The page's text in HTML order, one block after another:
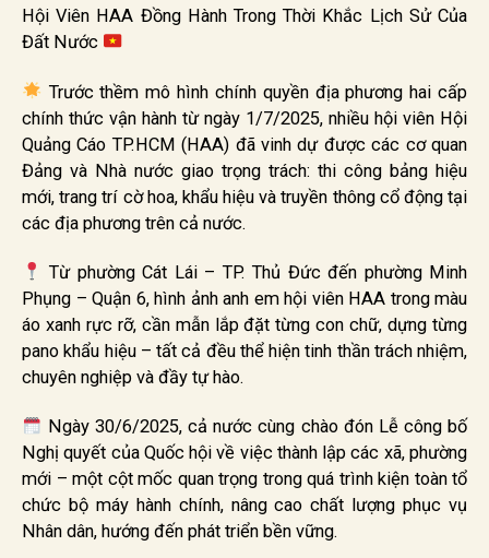
Hội Viên HAA Đồng Hành Trong Thời Khắc Lịch Sử Của
Đất Nước
Trước thềm mô hình chính quyền địa phương hai cấp
chính thức vận hành từ ngày 1/7/2025, nhiều hội viên Hội
Quảng Cáo TP.HCM (HAA) đã vinh dự được các cơ quan
Đảng và Nhà nước giao trọng trách: thi công bảng hiệu
mới, trang trí cờ hoa, khẩu hiệu và truyền thông cổ động tại
các địa phương trên cả nước.
Từ phường Cát Lái – TP. Thủ Đức đến phường Minh
Phụng – Quận 6, hình ảnh anh em hội viên HAA trong màu
áo xanh rực rỡ, cần mẫn lắp đặt từng con chữ, dựng từng
pano khẩu hiệu – tất cả đều thể hiện tinh thần trách nhiệm,
chuyên nghiệp và đầy tự hào.
Ngày 30/6/2025, cả nước cùng chào đón Lễ công bố
Nghị quyết của Quốc hội về việc thành lập các xã, phường
mới – một cột mốc quan trọng trong quá trình kiện toàn tổ
chức bộ máy hành chính, nâng cao chất lượng phục vụ
Nhân dân, hướng đến phát triển bền vững.